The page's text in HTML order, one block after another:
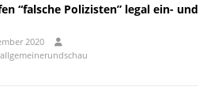
“falsche Polizisten” legal ein- und
2020